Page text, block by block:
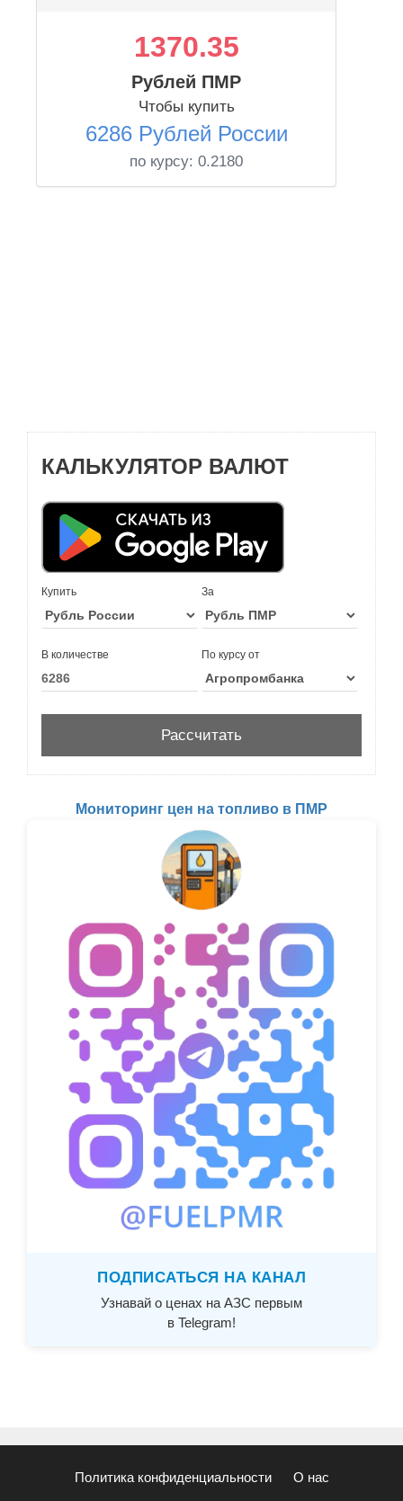
1370.35
Рублей ПМР
Чтобы купить
6286 Рублей России
по курсу: 0.2180
КАЛЬКУЛЯТОР ВАЛЮТ
Купить За
В количестве По курсу от
Мониторинг цен на топливо в ПМР
ПОДПИСАТЬСЯ НА КАНАЛ
Узнавай о ценах на АЗС первым
в Telegram!
Политика конфиденциальности О нас